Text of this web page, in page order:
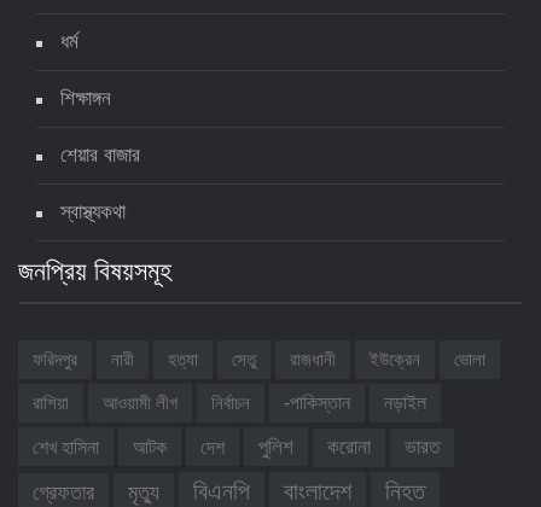
ধর্ম
শিক্ষাঙ্গন
শেয়ার বাজার
স্বাস্থ্যকথা
জনপ্রিয় বিষয়সমূহ
ফরিদপুর নারী হত্যা সেতু রাজধানী ইউক্রেন ভোলা
রাশিয়া আওয়ামী লীগ নির্বাচন -পাকিস্তান নড়াইল
শেখ হাসিনা আটক দেশ পুলিশ করোনা ভারত
গ্রেফতার মৃত্যু বিএনপি বাংলাদেশ নিহত